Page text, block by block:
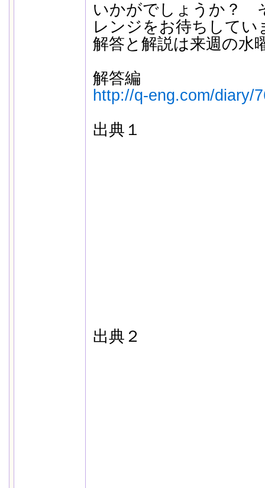
いかがでしょうか？
レンジをお待ちしてい
解答と解説は来週の水
解答編
http://q-eng.com/diary/
出典１
出典２